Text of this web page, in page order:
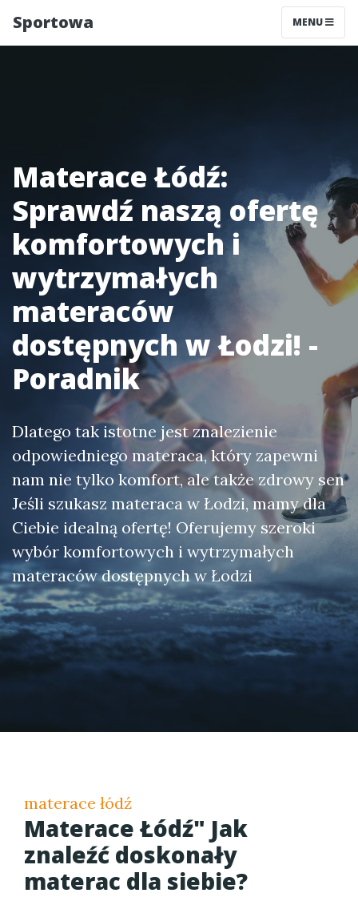
Sportowa MENU
Materace Łódź:
Sprawdź naszą ofertę
komfortowych i
wytrzymałych
materaców
dostępnych w Łodzi! -
Poradnik
Dlatego tak istotne jest znalezienie
odpowiedniego materaca, który zapewni
nam nie tylko komfort, ale także zdrowy sen
Jeśli szukasz materaca w Łodzi, mamy dla
Ciebie idealną ofertę! Oferujemy szeroki
wybór komfortowych i wytrzymałych
materaców dostępnych w Łodzi
materace łódź
Materace Łódź" Jak
znaleźć doskonały
materac dla siebie?